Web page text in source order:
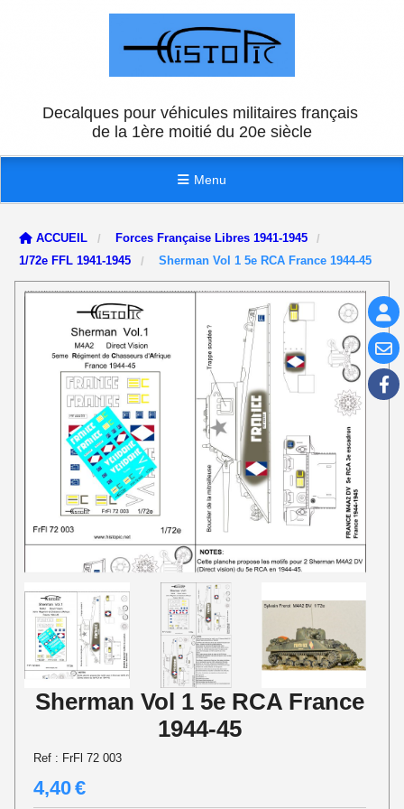
Decalques pour véhicules militaires français
de la 1ère moitié du 20e siècle
Menu
ACCUEIL
Forces Française Libres 1941-1945
1/72e FFL 1941-1945
Sherman Vol 1 5e RCA France 1944-45
Sherman Vol 1 5e RCA France
1944-45
Ref : FrFl 72 003
4,40€